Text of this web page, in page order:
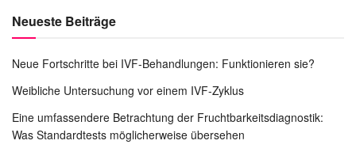
Neueste Beiträge
Neue Fortschritte bei IVF-Behandlungen: Funktionieren sie?
Weibliche Untersuchung vor einem IVF-Zyklus
Eine umfassendere Betrachtung der Fruchtbarkeitsdiagnostik:
Was Standardtests möglicherweise übersehen